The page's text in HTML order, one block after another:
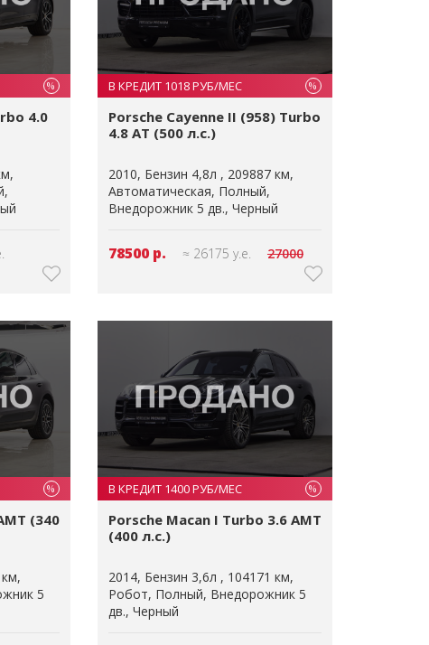
%
4.0
В КРЕДИТ 1018 РУБ/МЕС %
Porsche Cayenne II (958) Turbo
4.8 AT (500 л.с.)
2010 Бензин 4,8л
209887 км
Автоматическая Полный
Внедорожник 5 дв. Черный
78500 р. ≈ 26175 у.е. 27000
%
(340
5
В КРЕДИТ 1400 РУБ/МЕС %
Porsche Macan I Turbo 3.6 AMT
(400 л.с.)
2014 Бензин 3,6л
104171 км
Робот Полный Внедорожник 5
дв. Черный